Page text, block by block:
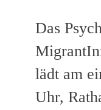
Das
lädt am
Uhr,